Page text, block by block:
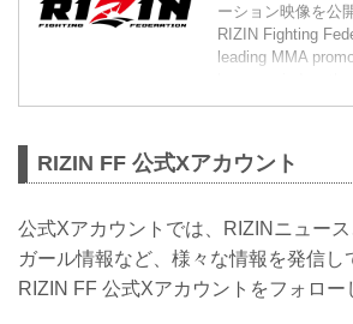
ーション映像を公
RIZIN Fighting
leading MMA
have carried on
previous world
RIZIN FF 公式Xアカウント
公式Xアカウントでは、RIZINニュー
ガール情報など、様々な情報を発信し
RIZIN FF 公式Xアカウントをフォロー